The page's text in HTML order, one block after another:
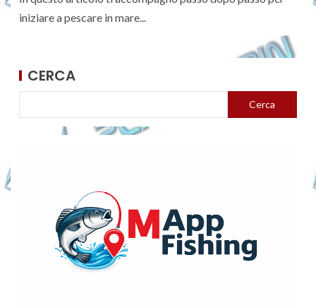
iniziare a pescare in mare...
CERCA
Cerca